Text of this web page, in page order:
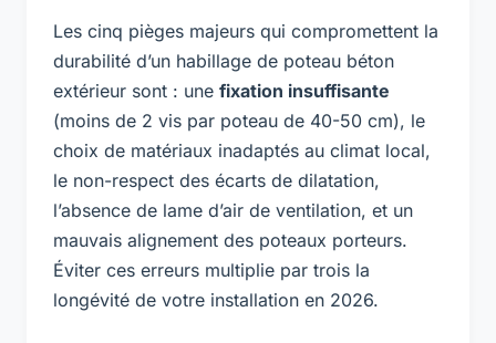
Les cinq pièges majeurs qui compromettent la
durabilité d’un habillage de poteau béton
extérieur sont : une fixation insuffisante
(moins de 2 vis par poteau de 40-50 cm), le
choix de matériaux inadaptés au climat local,
le non-respect des écarts de dilatation,
l’absence de lame d’air de ventilation, et un
mauvais alignement des poteaux porteurs.
Éviter ces erreurs multiplie par trois la
longévité de votre installation en 2026.